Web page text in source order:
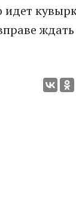
идет
ждать